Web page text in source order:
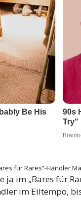
für Rares“-Händler
ja im „Bares für
im Eiltempo,